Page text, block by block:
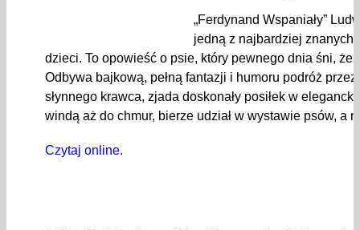
„Ferdynand Wspaniały”
jedną z najbardziej znanych
dzieci. To opowieść o psie, który pewnego dnia śni, że
Odbywa bajkową, pełną fantazji i humoru podróż
słynnego krawca, zjada doskonały posiłek w
windą aż do chmur, bierze udział w wystawie psów, a
Czytaj online.